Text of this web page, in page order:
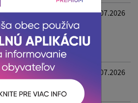
Oznámenie o
utvorení
volebných
obvodov a určení
počtu poslancov
02.07.2026
Oznámenie o
určení počtu
obyvateľov
02.07.2026